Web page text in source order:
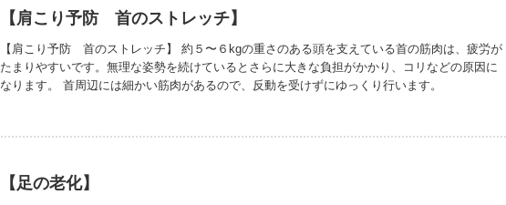
【肩こり予防 首のストレッチ】
【肩こり予防 首のストレッチ】 約５〜６kgの重さのある頭を支えている首の筋肉は、疲労が
たまりやすいです。無理な姿勢を続けているとさらに大きな負担がかかり、コリなどの原因に
なります。 首周辺には細かい筋肉があるので、反動を受けずにゆっくり行います。
【足の老化】